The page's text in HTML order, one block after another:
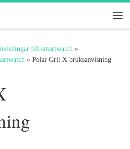
till smartwatch »
» Polar Grit X bruksanvisning